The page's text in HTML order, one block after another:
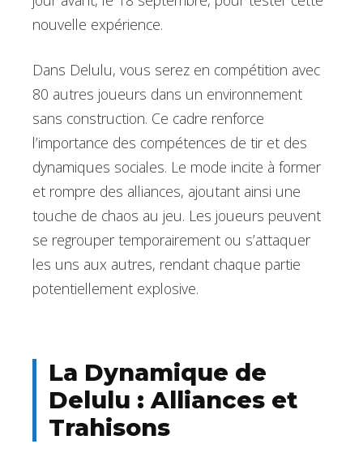
nouvelle expérience.
Dans Delulu, vous serez en compétition avec
80 autres joueurs dans un environnement
sans construction. Ce cadre renforce
l’importance des compétences de tir et des
dynamiques sociales. Le mode incite à former
et rompre des alliances, ajoutant ainsi une
touche de chaos au jeu. Les joueurs peuvent
se regrouper temporairement ou s’attaquer
les uns aux autres, rendant chaque partie
potentiellement explosive.
La Dynamique de
Delulu : Alliances et
Trahisons